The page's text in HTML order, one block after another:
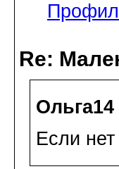
Re:
Если